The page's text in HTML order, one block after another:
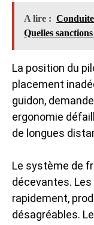
A lire :
Quelles sanctions
La position du
placement
guidon,
ergonomie
de longues
Le système de
décevantes.
rapidement,
désagréables.